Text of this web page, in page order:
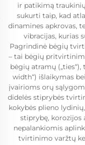
ir patikimą
sukurti taip, kad
dinamines apkrovas,
vibracijas, kurias
Pagrindinė bėgių
– tai bėgių
bėgių atramų
width“) išlaikymas
įvairioms orų
didelės stiprybės
kokybės plieno
stiprybę, korozijos
nepalankiomis
tvirtinimo varžtų